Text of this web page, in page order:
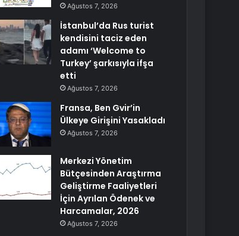
Ağustos 7, 2026
İstanbul’da Rus turist
kendisini taciz eden
adamı ‘Welcome to
Turkey’ şarkısıyla ifşa
etti
Ağustos 7, 2026
Fransa, Ben Gvir’in
Ülkeye Girişini Yasakladı
Ağustos 7, 2026
Merkezi Yönetim
Bütçesinden Araştırma
Geliştirme Faaliyetleri
İçin Ayrılan Ödenek ve
Harcamalar, 2026
Ağustos 7, 2026